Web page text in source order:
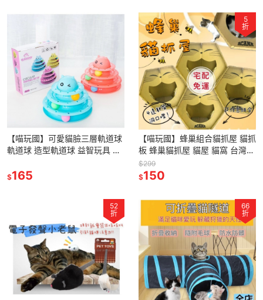
【喵玩國】可愛貓臉三層軌道球
軌道球 造型軌道球 益智玩具 貓
盤玩具
$165
5
折
【喵玩國】蜂巢組合貓抓屋 貓抓
板 蜂巢貓抓屋 貓屋 貓窩 台灣現
貨 貓抓屋
$299
$150
52
折
66
折